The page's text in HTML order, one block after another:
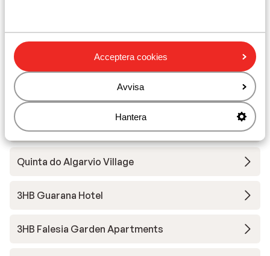
Acceptera cookies
Avvisa
Hantera
Andra boenden i Algarvekusten
3HB Faro
PortoBay Blue Ocean Hotel
Quinta do Algarvio Village
3HB Guarana Hotel
3HB Falesia Garden Apartments